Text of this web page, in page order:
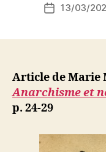
Date13/03/
Article de Marie
Anarchisme et
p. 24-29